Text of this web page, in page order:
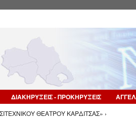
ΔΙΑΚΗΡΥΞΕΙΣ - ΠΡΟΚΗΡΥΞΕΙΣ
ΘΕΑΤΡΟΥ ΚΑΡΔΙΤΣΑΣ» ›